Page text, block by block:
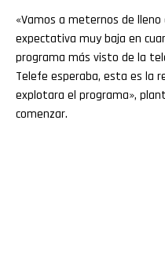
«Vamos a meternos de lleno
expectativa muy baja en
programa más visto de la
Telefe esperaba, esta es la
explotara el programa»,
comenzar.